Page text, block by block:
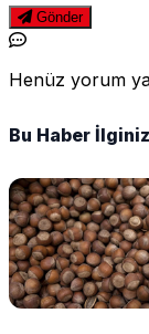
Gönder
Henüz yorum
Bu Haber